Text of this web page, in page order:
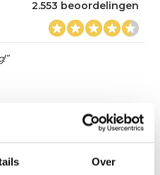
Over
2.553 beoordelingen
dit product?